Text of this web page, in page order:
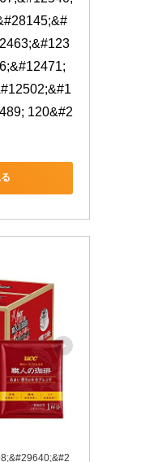
120&#2